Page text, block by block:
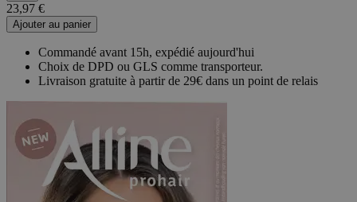
23,97 €
Ajouter au panier
Commandé avant 15h, expédié aujourd'hui
Choix de DPD ou GLS comme transporteur.
Livraison gratuite à partir de 29€ dans un point de relais